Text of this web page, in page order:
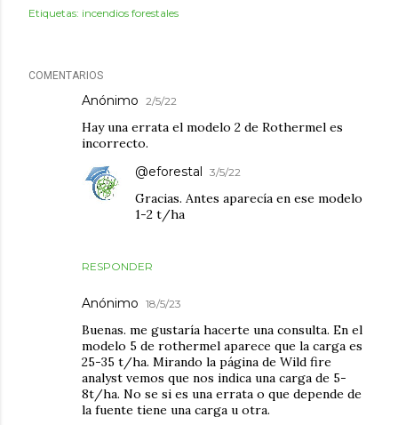
Etiquetas: incendios forestales
COMENTARIOS
Anónimo 2/5/22
Hay una errata el modelo 2 de Rothermel es
incorrecto.
RESPONDER
@eforestal 3/5/22
Gracias. Antes aparecía en ese modelo
1-2 t/ha
Anónimo 18/5/23
Buenas. me gustaría hacerte una consulta. En el
modelo 5 de rothermel aparece que la carga es
25-35 t/ha. Mirando la página de Wild fire
analyst vemos que nos indica una carga de 5-
8t/ha. No se si es una errata o que depende de
la fuente tiene una carga u otra.